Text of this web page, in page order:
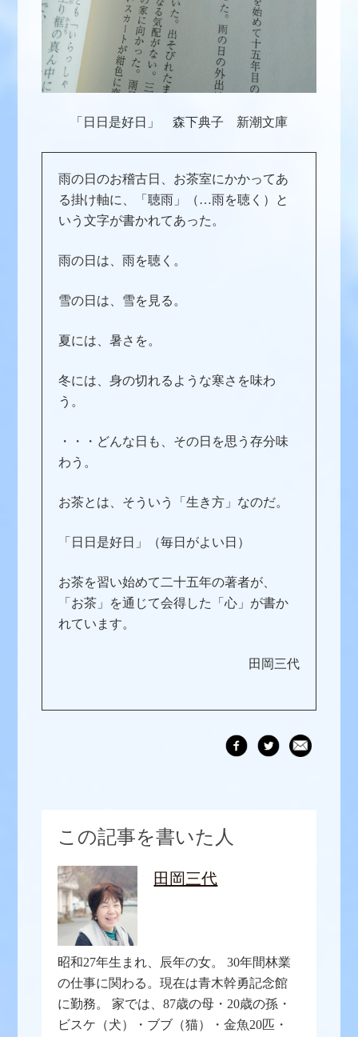
「日日是好日」 森下典子 新潮文庫
雨の日のお稽古日、お茶室にかかってあ
る掛け軸に、「聴雨」（…雨を聴く）と
いう文字が書かれてあった。
雨の日は、雨を聴く。
雪の日は、雪を見る。
夏には、暑さを。
冬には、身の切れるような寒さを味わ
う。
・・・どんな日も、その日を思う存分味
わう。
お茶とは、そういう「生き方」なのだ。
「日日是好日」（毎日がよい日）
お茶を習い始めて二十五年の著者が、
「お茶」を通じて会得した「心」が書か
れています。
田岡三代
この記事を書いた人
田岡三代
昭和27年生まれ、辰年の女。 30年間林業
の仕事に関わる。現在は青木幹勇記念館
に勤務。 家では、87歳の母・20歳の孫・
ビスケ（犬）・ブブ（猫）・金魚20匹・